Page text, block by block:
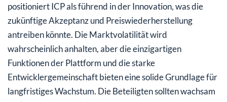
positioniert ICP als führend in der Innovation, was die
zukünftige Akzeptanz und Preiswiederherstellung
antreiben könnte. Die Marktvolatilität wird
wahrscheinlich anhalten, aber die einzigartigen
Funktionen der Plattform und die starke
Entwicklergemeinschaft bieten eine solide Grundlage für
langfristiges Wachstum. Die Beteiligten sollten wachsam